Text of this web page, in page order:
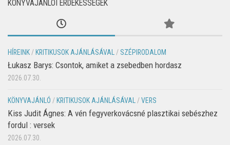
KÖNYVAJÁNLÓI ÉRDEKESSÉGEK
HÍREINK /KRITIKUSOK AJÁNLÁSÁVAL / SZÉPIRODALOM
Łukasz Barys: Csontok, amiket a zsebedben hordasz
2026.07.30.
KÖNYVAJÁNLÓ /KRITIKUSOK AJÁNLÁSÁVAL /VERS
Kiss Judit Ágnes: A vén fegyverkovácsné plasztikai sebészhez
fordul : versek
2026.07.30.